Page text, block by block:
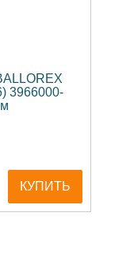
3966000-
КУПИТЬ